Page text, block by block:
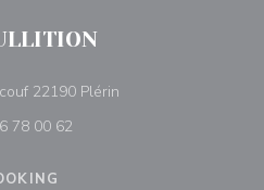
22190 Plérin
78 00 62